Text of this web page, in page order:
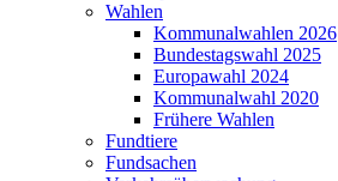
Wahlen
Kommunalwahlen 2026
Bundestagswahl 2025
Europawahl 2024
Kommunalwahl 2020
Frühere Wahlen
Fundtiere
Fundsachen